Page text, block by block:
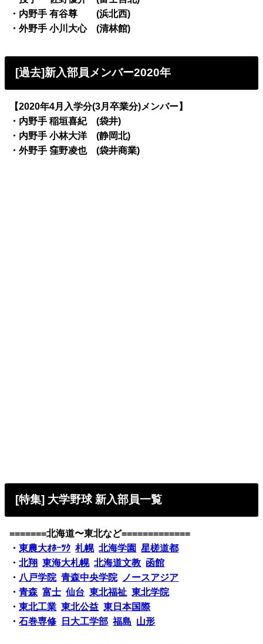
・内野手 有谷尊 (浜北西)
・外野手 小川大心 (清林館)
[過去]新入部員メンバー2020年
【2020年4月入学分(3月卒業分)メンバー】
・内野手 稲垣喜紀 (袋井)
・内野手 小林大洋 (静岡北)
・外野手 窪野凌也 (袋井商業)
[特集] 大学野球 新入部員一覧
=======北海道〜東北など=============
・東農大ｵﾎｰﾂｸ 札幌 北海学園
星槎道都
・北翔 東海大札幌 北海道文教 函館
・ 八戸学院 青森中央学院
ノースアジア
・青森 富士 仙台 東北福祉 東北学院
・東北工業 東北公益 東日本国際
・石巻専修 日大工学部 福島 山形